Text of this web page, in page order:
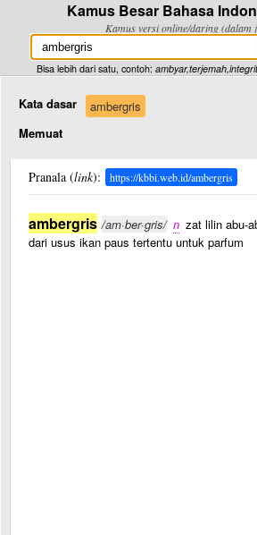
Kamus Besar Bahasa
Kamus versi online/daring (dalam
Bisa lebih dari satu, contoh:
Kata dasar
ambergris
Memuat
Pranala (link): https://kbbi.web.id/ambergris
ambergris /am·ber·gris/ n zat lilin abu-
dari usus ikan paus tertentu untuk parfum